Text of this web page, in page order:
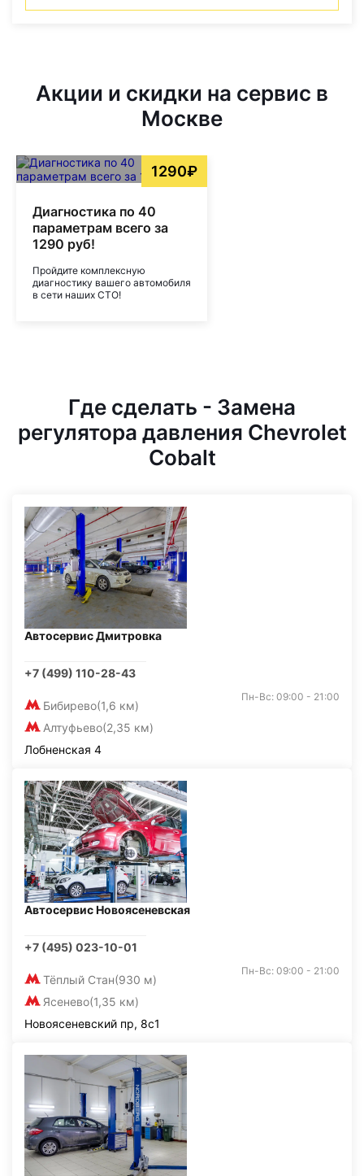
Акции и скидки на сервис в
Москве
1290₽
Диагностика по 40
параметрам всего за
1290 руб!
Пройдите комплексную
диагностику вашего автомобиля
в сети наших СТО!
Где сделать - Замена
регулятора давления Chevrolet
Cobalt
Автосервис Дмитровка
+7 (499) 110-28-43
Бибирево(1,6 км)
Алтуфьево(2,35 км)
Пн-Вс: 09:00 - 21:00
Лобненская 4
Автосервис Новоясеневская
+7 (495) 023-10-01
Тёплый Стан(930 м)
Ясенево(1,35 км)
Пн-Вс: 09:00 - 21:00
Новоясеневский пр, 8с1